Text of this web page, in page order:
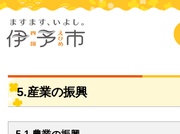
5.産業の振興